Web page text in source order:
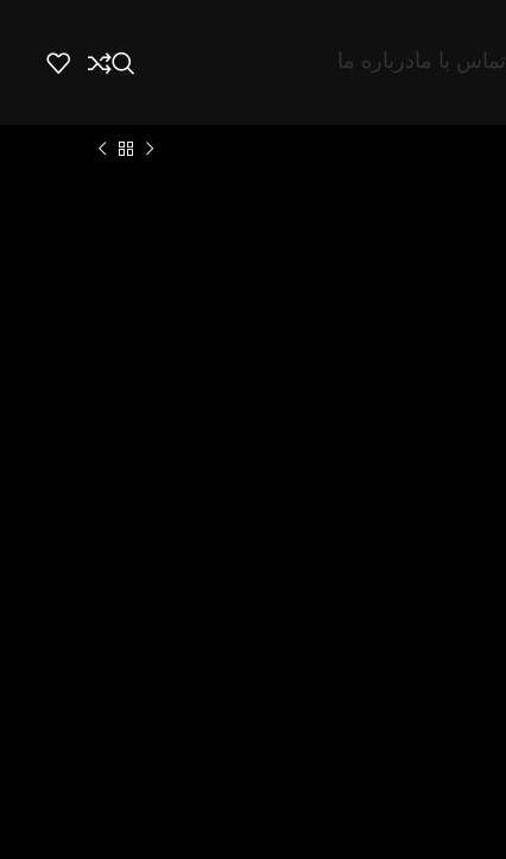
تماس با مادرباره ما